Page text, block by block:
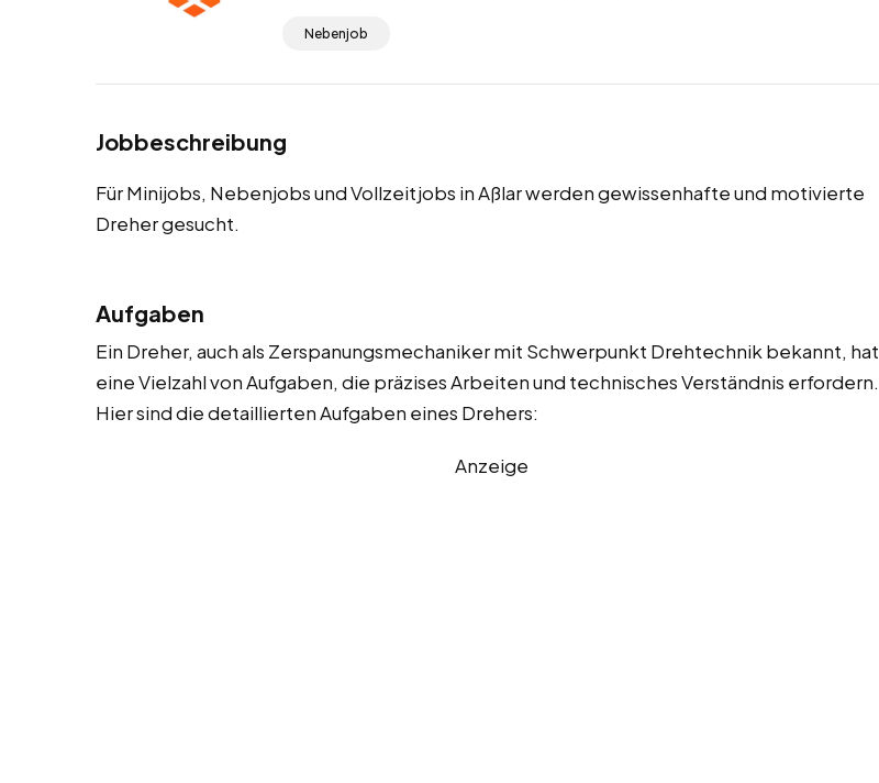
Nebenjob
Jobbeschreibung
Für Minijobs, Nebenjobs und Vollzeitjobs in Aßlar werden gewissenhafte und motivierte
Dreher gesucht.
Aufgaben
Ein Dreher, auch als Zerspanungsmechaniker mit Schwerpunkt Drehtechnik bekannt, hat
eine Vielzahl von Aufgaben, die präzises Arbeiten und technisches Verständnis erfordern.
Hier sind die detaillierten Aufgaben eines Drehers:
Anzeige